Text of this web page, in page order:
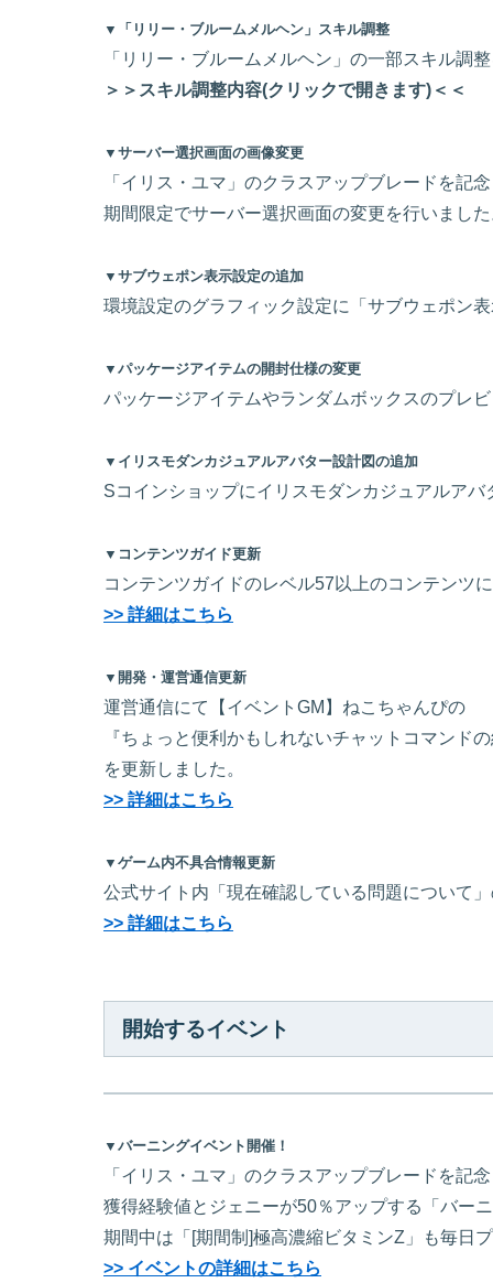
▼「リリー・ブルームメルヘン」スキル調整
「リリー・ブルームメルヘン」の一部スキル調
＞＞スキル調整内容(クリックで開きます)＜＜
▼サーバー選択画面の画像変更
「イリス・ユマ」のクラスアップブレードを記
期間限定でサーバー選択画面の変更を行いまし
▼サブウェポン表示設定の追加
環境設定のグラフィック設定に「サブウェポン
▼パッケージアイテムの開封仕様の変更
パッケージアイテムやランダムボックスのプレ
▼イリスモダンカジュアルアバター設計図の追加
Sコインショップにイリスモダンカジュアルア
▼コンテンツガイド更新
コンテンツガイドのレベル57以上のコンテンツ
>> 詳細はこちら
▼開発・運営通信更新
運営通信にて【イベントGM】ねこちゃんぴの
『ちょっと便利かもしれないチャットコマンド
を更新しました。
>> 詳細はこちら
▼ゲーム内不具合情報更新
公式サイト内「現在確認している問題について
>> 詳細はこちら
開始するイベント
▼バーニングイベント開催！
「イリス・ユマ」のクラスアップブレードを記
獲得経験値とジェニーが50％アップする「バー
期間中は「[期間制]極高濃縮ビタミンZ」も毎日
>> イベントの詳細はこちら